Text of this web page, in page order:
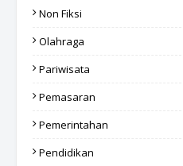
Non Fiksi
Olahraga
Pariwisata
Pemasaran
Pemerintahan
Pendidikan